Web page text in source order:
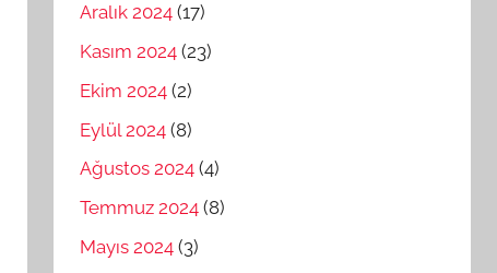
Aralık 2024 (17)
Kasım 2024 (23)
Ekim 2024 (2)
Eylül 2024 (8)
Ağustos 2024 (4)
Temmuz 2024 (8)
Mayıs 2024 (3)